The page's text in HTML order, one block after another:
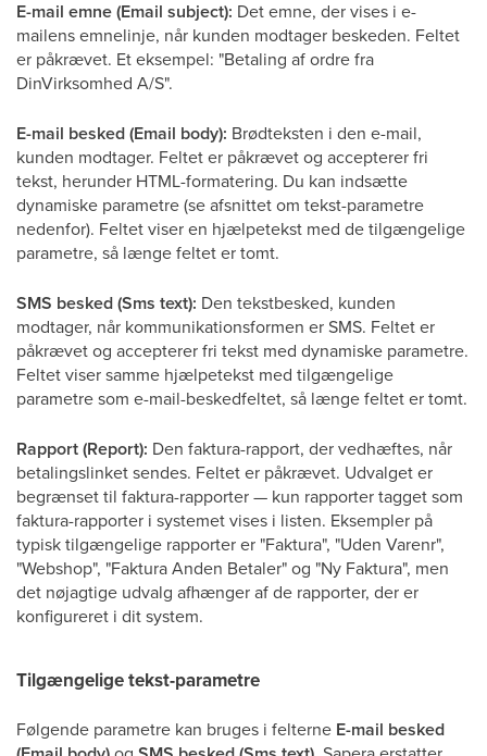
E-mail emne (Email subject): Det emne, der vises i e-
mailens emnelinje, når kunden modtager beskeden. Feltet
er påkrævet. Et eksempel: "Betaling af ordre fra
DinVirksomhed A/S".
E-mail besked (Email body): Brødteksten i den e-mail,
kunden modtager. Feltet er påkrævet og accepterer fri
tekst, herunder HTML-formatering. Du kan indsætte
dynamiske parametre (se afsnittet om tekst-parametre
nedenfor). Feltet viser en hjælpetekst med de tilgængelige
parametre, så længe feltet er tomt.
SMS besked (Sms text): Den tekstbesked, kunden
modtager, når kommunikationsformen er SMS. Feltet er
påkrævet og accepterer fri tekst med dynamiske parametre.
Feltet viser samme hjælpetekst med tilgængelige
parametre som e-mail-beskedfeltet, så længe feltet er tomt.
Rapport (Report): Den faktura-rapport, der vedhæftes, når
betalingslinket sendes. Feltet er påkrævet. Udvalget er
begrænset til faktura-rapporter — kun rapporter tagget som
faktura-rapporter i systemet vises i listen. Eksempler på
typisk tilgængelige rapporter er "Faktura", "Uden Varenr",
"Webshop", "Faktura Anden Betaler" og "Ny Faktura", men
det nøjagtige udvalg afhænger af de rapporter, der er
konfigureret i dit system.
Tilgængelige tekst-parametre
Følgende parametre kan bruges i felterne E-mail besked